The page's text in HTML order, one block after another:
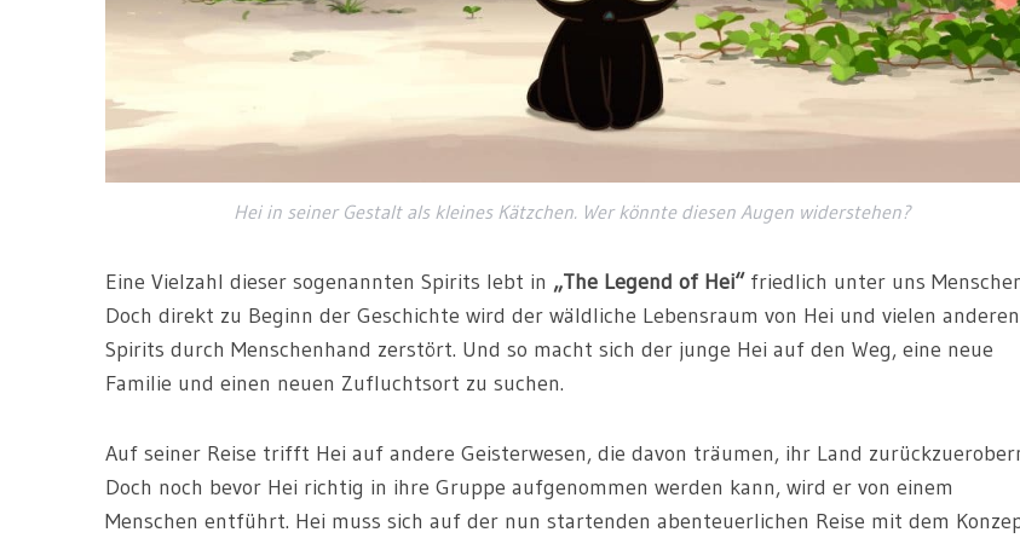
Hei in seiner Gestalt als kleines Kätzchen. Wer könnte diesen Augen widerstehen?
Eine Vielzahl dieser sogenannten Spirits lebt in „The Legend of Hei“friedlich unter uns
Doch direkt zu Beginn der Geschichte wird der wäldliche Lebensraum von Hei und vielen anderen
Spirits durch Menschenhand zerstört. Und so macht sich der junge Hei auf den Weg, eine neue
Familie und einen neuen Zufluchtsort zu suchen.
Auf seiner Reise trifft Hei auf andere Geisterwesen, die davon träumen, ihr Land
Doch noch bevor Hei richtig in ihre Gruppe aufgenommen werden kann, wird er von einem
Menschen entführt. Hei muss sich auf der nun startenden abenteuerlichen Reise mit dem